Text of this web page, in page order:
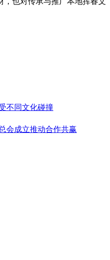
不同文化碰撞
会成立推动合作共赢